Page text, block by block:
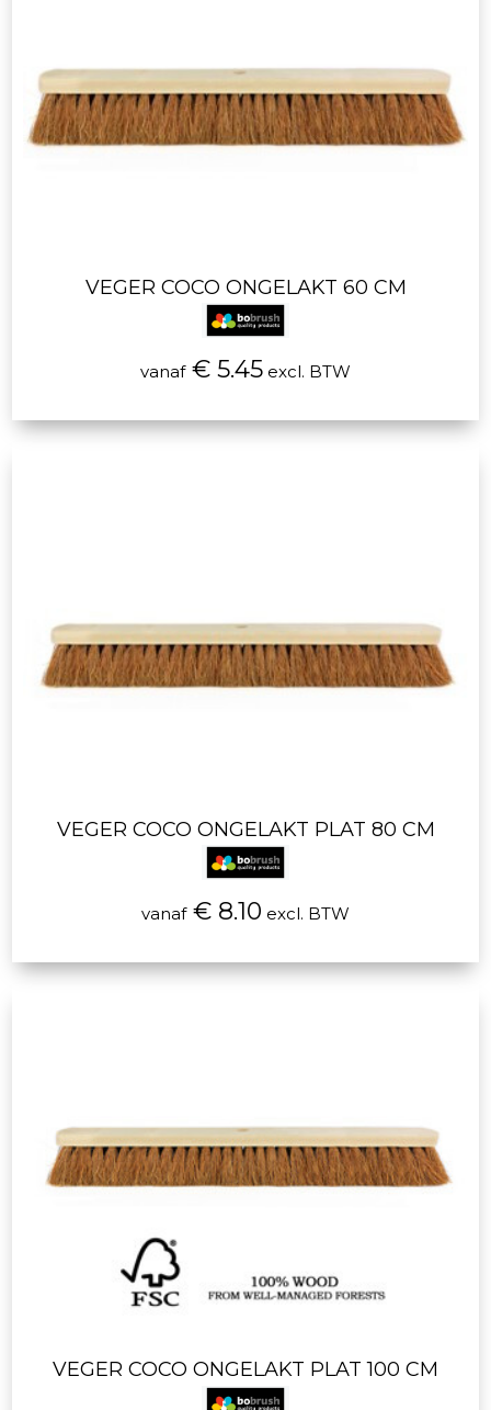
VEGER COCO ONGELAKT 60 CM
vanaf€ 5.45 excl. BTW
VEGER COCO ONGELAKT PLAT 80 CM
vanaf€ 8.10 excl. BTW
VEGER COCO ONGELAKT PLAT 100 CM